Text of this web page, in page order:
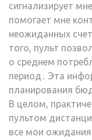
сигнализирует
помогает мне
неожиданных
того, пульт
о среднем
период․ Эта
планирования
В целом,
пультом
все мои